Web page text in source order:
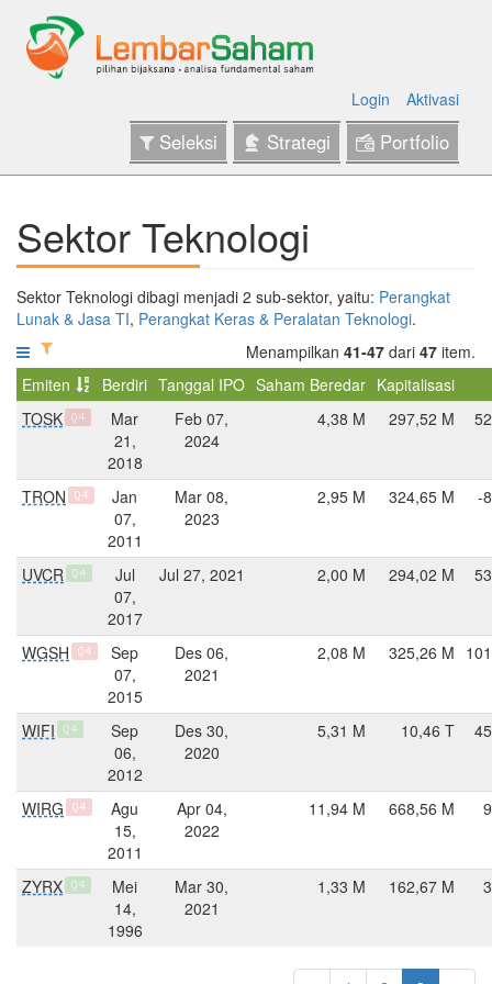
Login Aktivasi
Seleksi Strategi Portfolio
Sektor Teknologi
Sektor Teknologi dibagi menjadi 2 sub-sektor, yaitu: Perangkat
Lunak & Jasa TI, Perangkat Keras & Peralatan Teknologi.
Menampilkan 41-47 dari 47 item.
Emiten
Berdiri Tanggal IPO Saham Beredar Kapitalisasi
TOSK
Q4
Mar
21,
2018
Feb 07,
2024
4,38 M 297,52 M
TRON Q4
Jan
07,
2011
Mar 08,
2023
2,95 M 324,65 M -
UVCR Q4
Jul
07,
2017
Jul 27, 2021 2,00 M 294,02 M
WGSH Q4
Sep
07,
2015
Des 06,
2021
2,08 M 325,26 M
WIFI Q4
Sep
06,
2012
Des 30,
2020
5,31 M 10,46 T
WIRG Q4
Agu
15,
2011
Apr 04,
2022
11,94 M 668,56 M
ZYRX Q4
Mei
14,
1996
Mar 30,
2021
1,33 M 162,67 M